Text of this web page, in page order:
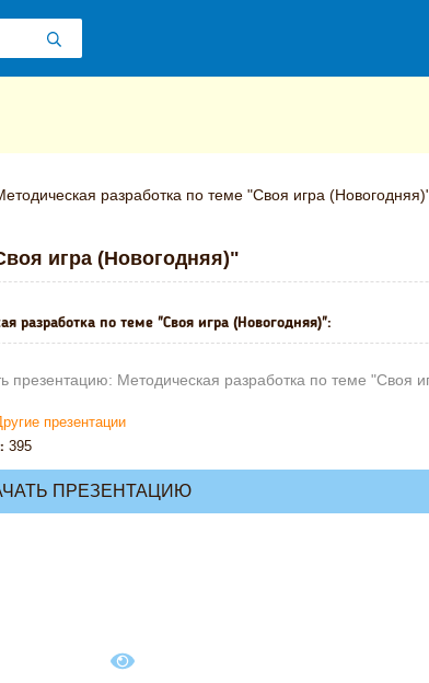
разработка по теме "Своя игра
игра (Новогодняя)"
разработка по теме "Своя игра (Новогодняя)":
презентацию: Методическая разработка по теме "Своя
презентации
395
ПРЕЗЕНТАЦИЮ